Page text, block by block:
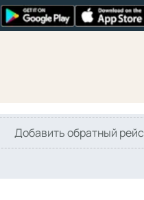
Добавить обратный рейс